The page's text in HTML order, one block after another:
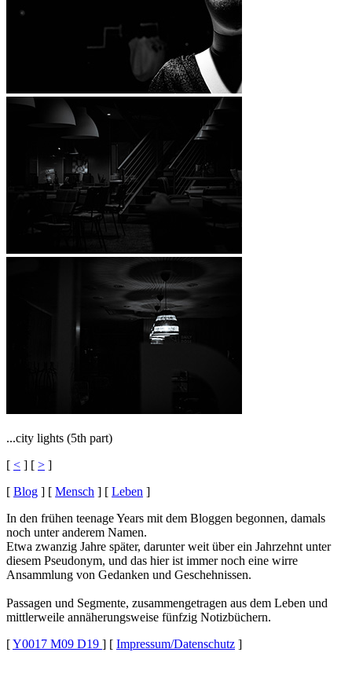
...city lights (5th part)
[ < ] [ > ]
[ Blog ] [ Mensch ] [ Leben ]
In den frühen teenage Years mit dem Bloggen begonnen, damals
noch unter anderem Namen.
Etwa zwanzig Jahre später, darunter weit über ein Jahrzehnt unter
diesem Pseudonym, und das hier ist immer noch eine wirre
Ansammlung von Gedanken und Geschehnissen.
Passagen und Segmente, zusammengetragen aus dem Leben und
mittlerweile annäherungsweise fünfzig Notizbüchern.
[Y0017 M09 D19 ] [ Impressum/Datenschutz ]